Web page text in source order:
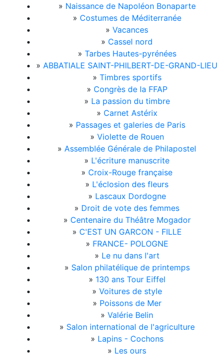
» Naissance de Napoléon Bonaparte
» Costumes de Méditerranée
» Vacances
» Cassel nord
» Tarbes Hautes-pyrénées
» ABBATIALE SAINT-PHILBERT-DE-GRAND-LIEU
» Timbres sportifs
» Congrès de la FFAP
» La passion du timbre
» Carnet Astérix
» Passages et galeries de Paris
» Violette de Rouen
» Assemblée Générale de Philapostel
» L'écriture manuscrite
» Croix-Rouge française
» L'éclosion des fleurs
» Lascaux Dordogne
» Droit de vote des femmes
» Centenaire du Théâtre Mogador
» C'EST UN GARCON - FILLE
» FRANCE- POLOGNE
» Le nu dans l'art
» Salon philatélique de printemps
» 130 ans Tour Eiffel
» Voitures de style
» Poissons de Mer
» Valérie Belin
» Salon international de l'agriculture
» Lapins - Cochons
» Les ours